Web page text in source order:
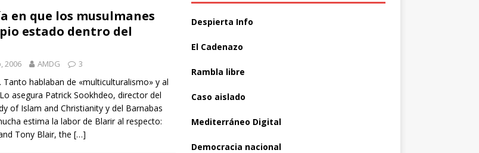
en que los musulmanes
estado dentro del
2006 AMDG 3
Tanto hablaban de «multiculturalismo» y al
asegura Patrick Sookhdeo, director del
of Islam and Christianity y del Barnabas
estima la labor de Blarir al respecto:
Tony Blair, the […]
Despierta Info
El Cadenazo
Rambla libre
Caso aislado
Mediterráneo Digital
Democracia nacional